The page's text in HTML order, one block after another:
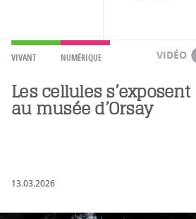
VIVANT NUMÉRIQUE VIDÉO
Les cellules s’exposent
au musée d’Orsay
13.03.2026